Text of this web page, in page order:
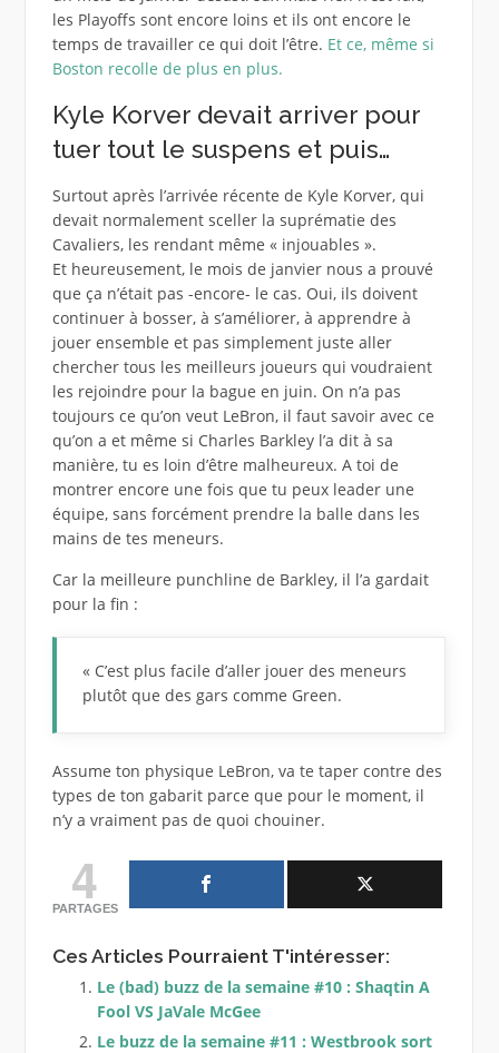
les Playoffs sont encore loins et ils ont encore le
temps de travailler ce qui doit l’être. Et ce, même si
Boston recolle de plus en plus.
Kyle Korver devait arriver pour
tuer tout le suspens et puis…
Surtout après l’arrivée récente de Kyle Korver, qui
devait normalement sceller la suprématie des
Cavaliers, les rendant même « injouables ».
Et heureusement, le mois de janvier nous a prouvé
que ça n’était pas -encore- le cas. Oui, ils doivent
continuer à bosser, à s’améliorer, à apprendre à
jouer ensemble et pas simplement juste aller
chercher tous les meilleurs joueurs qui voudraient
les rejoindre pour la bague en juin. On n’a pas
toujours ce qu’on veut LeBron, il faut savoir avec ce
qu’on a et même si Charles Barkley l’a dit à sa
manière, tu es loin d’être malheureux. A toi de
montrer encore une fois que tu peux leader une
équipe, sans forcément prendre la balle dans les
mains de tes meneurs.
Car la meilleure punchline de Barkley, il l’a gardait
pour la fin :
« C’est plus facile d’aller jouer des meneurs
plutôt que des gars comme Green.
Assume ton physique LeBron, va te taper contre des
types de ton gabarit parce que pour le moment, il
n’y a vraiment pas de quoi chouiner.
4
PARTAGES
Ces Articles Pourraient T'intéresser:
Le (bad) buzz de la semaine #10 : Shaqtin A
Fool VS JaVale McGee
Le buzz de la semaine #11 : Westbrook sort